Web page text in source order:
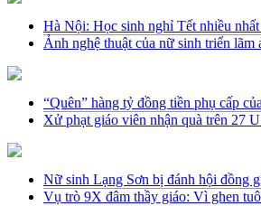
Hà Nội: Học sinh nghỉ Tết nhiều
Ảnh nghệ thuật của nữ sinh triển lãm
“Quên” hàng tỷ đồng tiền phụ cấp
Xử phạt giáo viên nhận quà trên 27
Nữ sinh Lạng Sơn bị đánh hội đồng
Vụ trò 9X đâm thầy giáo: Vì ghen